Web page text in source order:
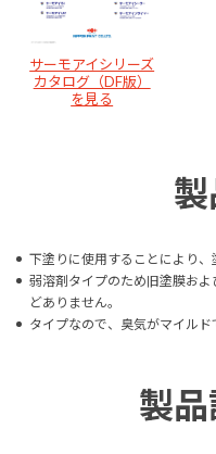
サーモアイシリーズ
カタログ（DF版）
を見る
下塗りに使用することにより、
弱溶剤タイプのため旧塗膜お
どありません。
タイプなので、臭気がマイルド
製